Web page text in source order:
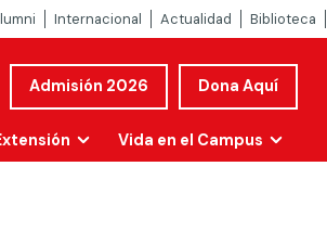
Internacional Actualidad Biblioteca
Admisión 2026 Dona Aquí
Vida en el Campus